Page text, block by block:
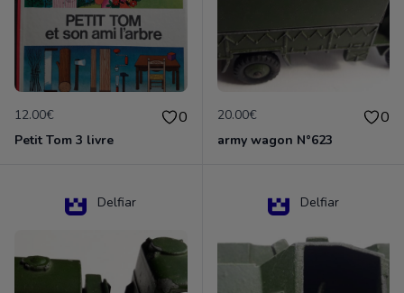
12.00€ 0
Petit Tom 3 livre
20.00€ 0
army wagon N°623
Delfiar Delfiar